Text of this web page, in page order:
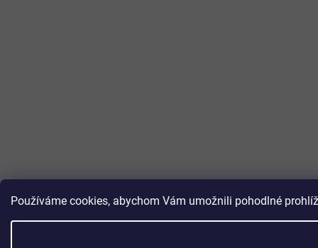
Používáme cookies, abychom Vám umožnili pohodlné